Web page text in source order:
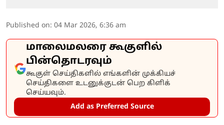
Published on: 04 Mar 2026, 6:36 am
மாலைமலரை கூகுளில்
பின்தொடரவும்
கூகுள் செய்திகளில் எங்களின் முக்கியச்
செய்திகளை உடனுக்குடன் பெற கிளிக்
செய்யவும்.
Add as Preferred Source